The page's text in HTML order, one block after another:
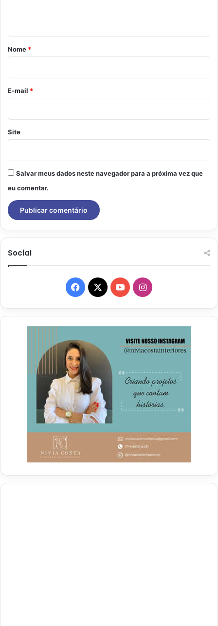
r
o
*
Nome *
E-mail *
Site
Salvar meus dados neste navegador para a próxima vez que
eu comentar.
Social
Facebook
X YouTubeInstagram